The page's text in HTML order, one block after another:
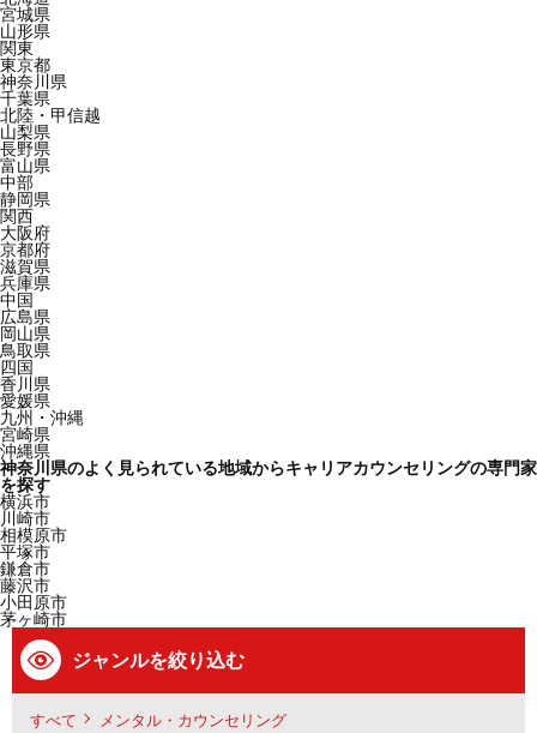
宮城県
山形県
関東
東京都
神奈川県
千葉県
北陸・甲信越
山梨県
長野県
富山県
中部
静岡県
関西
大阪府
京都府
滋賀県
兵庫県
中国
広島県
岡山県
鳥取県
四国
香川県
愛媛県
九州・沖縄
宮崎県
沖縄県
神奈川県のよく見られている地域からキャリアカウンセリングの専門家
を探す
横浜市
川崎市
相模原市
平塚市
鎌倉市
藤沢市
小田原市
茅ヶ崎市
ジャンルを絞り込む
すべて メンタル・カウンセリング